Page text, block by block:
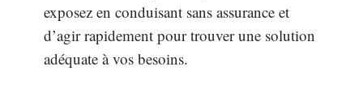
exposez en conduisant sans assurance et
d’agir rapidement pour trouver une solution
adéquate à vos besoins.